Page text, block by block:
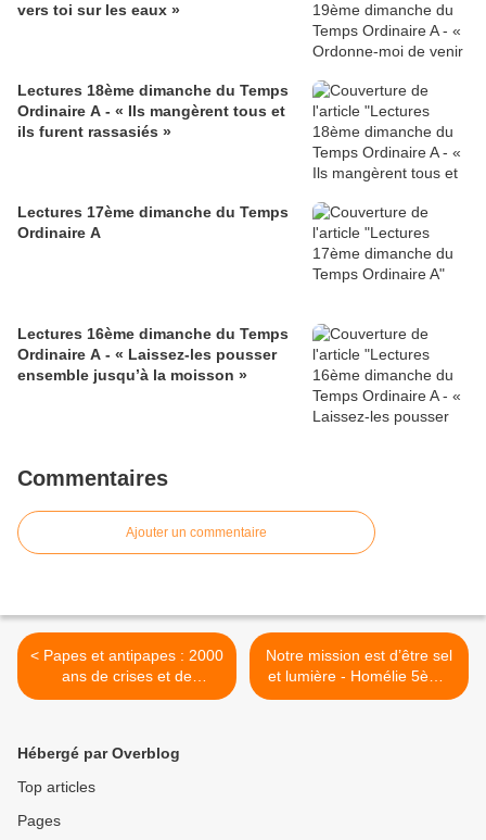
vers toi sur les eaux »
Lectures 18ème dimanche du Temps
Ordinaire A - « Ils mangèrent tous et
ils furent rassasiés »
Lectures 17ème dimanche du Temps
Ordinaire A
Lectures 16ème dimanche du Temps
Ordinaire A - « Laissez-les pousser
ensemble jusqu’à la moisson »
Commentaires
Ajouter un commentaire
< Papes et antipapes : 2000
ans de crises et de
scandales
Notre mission est d’être sel
et lumière - Homélie 5ème
dimanche du Temps
Hébergé par Overblog
Top articles
Pages